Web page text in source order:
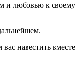
и любовью к своему
навестить вместе